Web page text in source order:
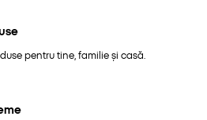
pentru tine, familie și casă.